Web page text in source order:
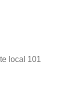
local 101